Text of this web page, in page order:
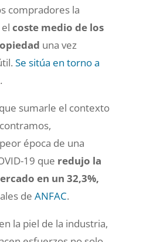
compradores la
coste medio de los
una vez
Se sitúa en torno a
.
sumarle el contexto
época de una
19 que redujo la
en un 32,3%,
de ANFAC.
la piel de la industria,